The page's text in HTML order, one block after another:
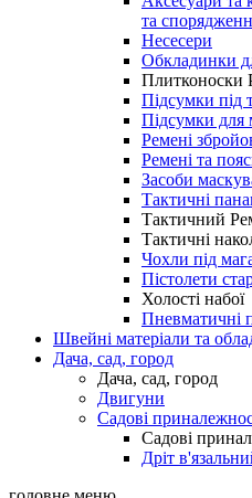
та
Несесери
Обкладинки
Плитконоски
Підсумки під
Підсумки для
Ремені
Ремені та
Засоби
Тактичні
Тактичний
Тактичні
Чохли під
Пістолети
Холості набої
Пневматичні
Швейні матеріали та
Дача, сад, город
Дача, сад, город
Двигуни
Садові
Садові
Дріт